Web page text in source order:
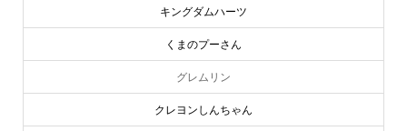
キングダムハーツ
くまのプーさん
グレムリン
クレヨンしんちゃん